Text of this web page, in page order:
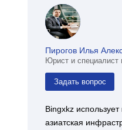
Пирогов Илья
Юрист и специалист
Задать вопрос
Bingxkz
азиатская